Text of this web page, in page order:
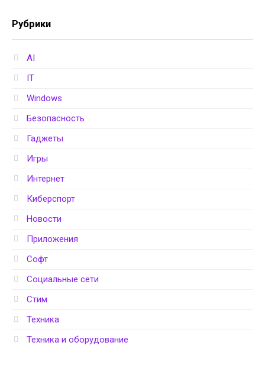
Рубрики
AI
IT
Windows
Безопасность
Гаджеты
Игры
Интернет
Киберспорт
Новости
Приложения
Софт
Социальные сети
Стим
Техника
Техника и оборудование